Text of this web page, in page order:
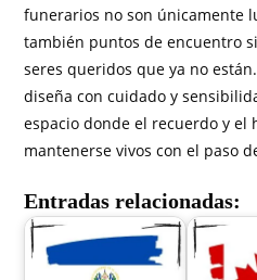
funerarios no son únicamente
también puntos de encuentro
seres queridos que ya no
diseña con cuidado y
espacio donde el recuerdo y el
mantenerse vivos con el paso
Entradas relacionadas: